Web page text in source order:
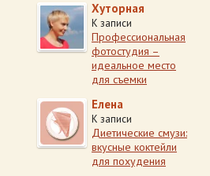
Хуторная
К записи
Профессиональная
фотостудия –
идеальное место
для съемки
Елена
К записи
Диетические смузи:
вкусные коктейли
для похудения